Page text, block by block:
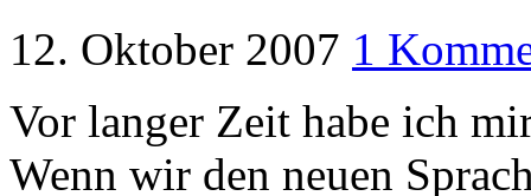
12. Oktober 2007 1
Vor langer Zeit habe ich
Wenn wir den neuen